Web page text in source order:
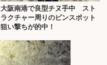
大阪南港で良型チヌ手中 スト
ラクチャー周りのピンスポット
狙い撃ちが的中！